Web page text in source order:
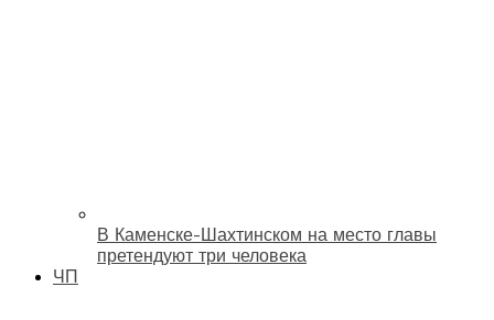
В Каменске-Шахтинском на место главы
претендуют три человека
ЧП